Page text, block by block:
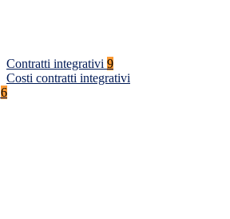
Contratti integrativi 9
Costi contratti integrativi
6